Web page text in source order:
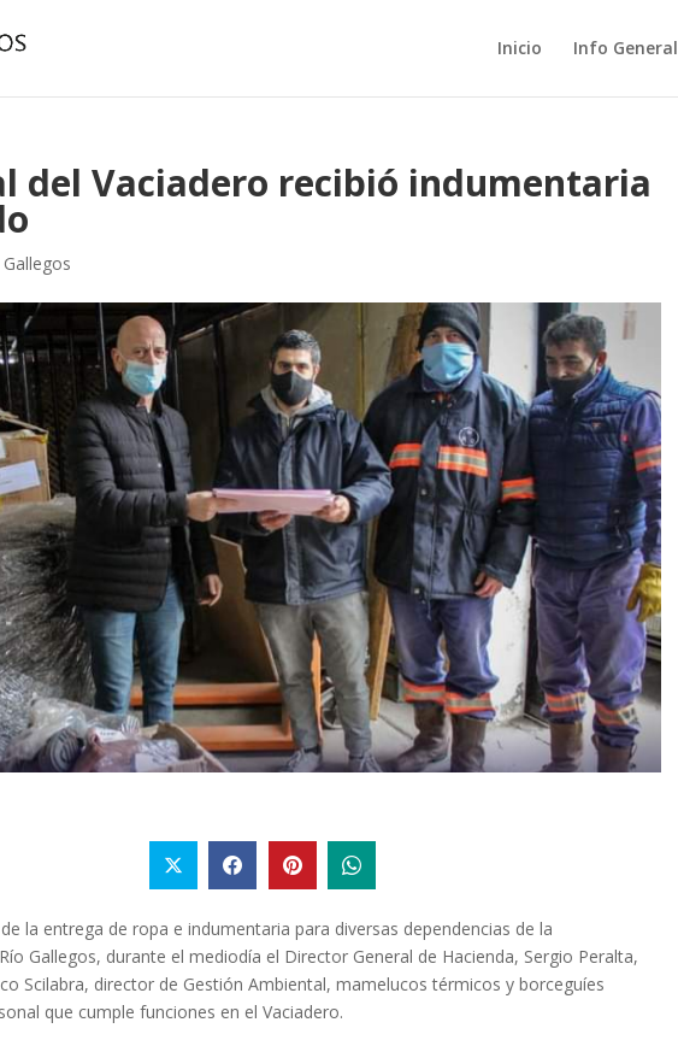
Inicio Info General
del Vaciadero recibió indumentaria
Gallegos
la entrega de ropa e indumentaria para diversas dependencias de la
Gallegos, durante el mediodía el Director General de Hacienda, Sergio Peralta,
Scilabra, director de Gestión Ambiental, mamelucos térmicos y borceguíes
que cumple funciones en el Vaciadero.